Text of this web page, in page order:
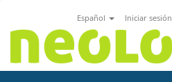
Español Iniciar sesión